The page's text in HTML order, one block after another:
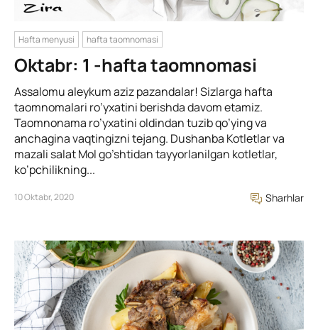
Hafta menyusi hafta taomnomasi
Oktabr: 1 -hafta taomnomasi
Assalomu aleykum aziz pazandalar! Sizlarga hafta
taomnomalari ro’yxatini berishda davom etamiz.
Taomnonama ro’yxatini oldindan tuzib qo’ying va
anchagina vaqtingizni tejang. Dushanba Kotletlar va
mazali salat Mol go’shtidan tayyorlanilgan kotletlar,
ko’pchilikning...
10 Oktabr, 2020 Sharhlar